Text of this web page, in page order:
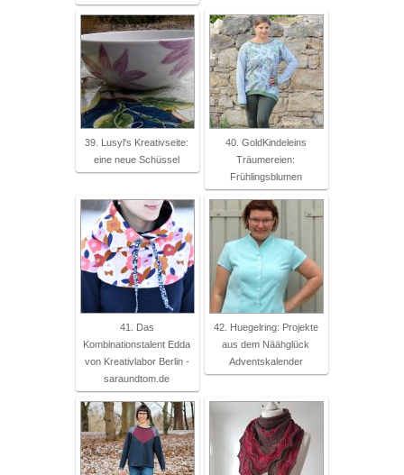
39. Lusyl's Kreativseite:
eine neue Schüssel
40. GoldKindeleins
Träumereien:
Frühlingsblumen
41. Das
Kombinationstalent Edda
von Kreativlabor Berlin -
saraundtom.de
42. Huegelring: Projekte
aus dem Näähglück
Adventskalender